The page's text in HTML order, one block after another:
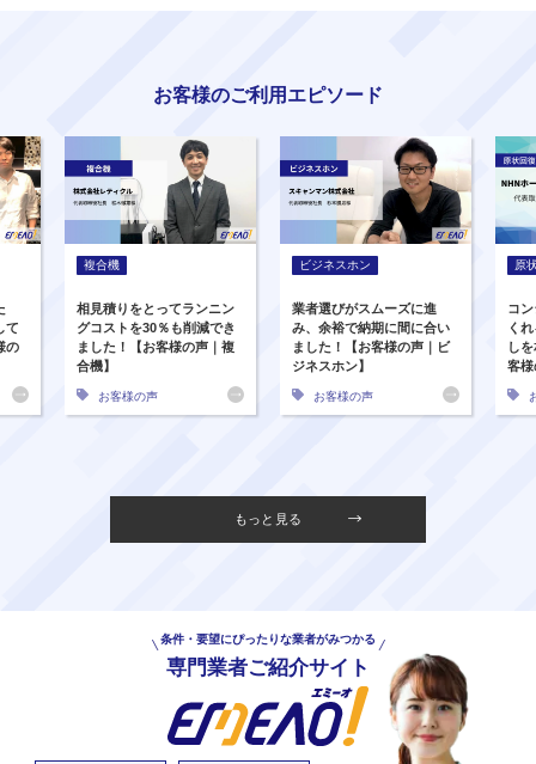
お客様のご利用エピソード
て
の
複合機
相見積りをとってランニン
グコストを30％も削減でき
ました！【お客様の声｜複
合機】
お客様の声
ビジネスホン
業者選びがスムーズに進
み、余裕で納期に間に合い
ました！【お客様の声｜ビ
ジネスホン】
お客様の声
原
コ
く
し
客
もっと見る
条件・要望にぴったりな業者がみつかる
専門業者ご紹介サイト